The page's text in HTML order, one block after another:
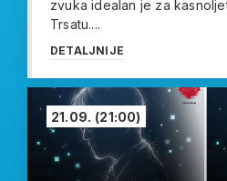
zvuka idealan je za
Trsatu....
DETALJNIJE
21.09. (21:00)